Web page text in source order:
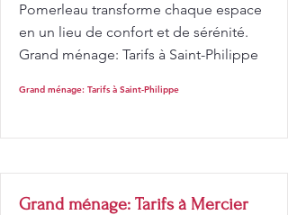
Pomerleau transforme chaque espace
en un lieu de confort et de sérénité.
Grand ménage: Tarifs à Saint-Philippe
Grand ménage: Tarifs à Saint-Philippe
Grand ménage: Tarifs à Mercier